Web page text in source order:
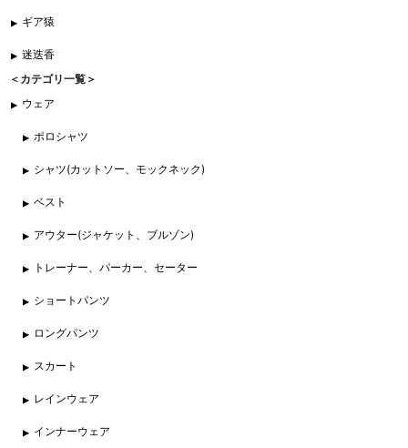
ギア猿
迷迭香
＜カテゴリ一覧＞
ウェア
ポロシャツ
シャツ(カットソー、モックネック)
ベスト
アウター(ジャケット、ブルゾン)
トレーナー、パーカー、セーター
ショートパンツ
ロングパンツ
スカート
レインウェア
インナーウェア